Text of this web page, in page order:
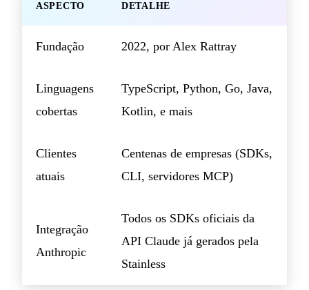
ASPECTO DETALHE
Fundação 2022, por Alex Rattray
Linguagens
cobertas
TypeScript, Python, Go, Java,
Kotlin, e mais
Clientes
atuais
Centenas de empresas (SDKs,
CLI, servidores MCP)
Integração
Anthropic
Todos os SDKs oficiais da
API Claude já gerados pela
Stainless